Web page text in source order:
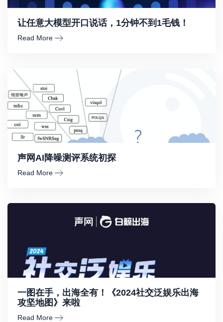
让任意大模型开口说话，1分钟不到1毛钱！
Read More
声网AI降噪测评系统初探
Read More
一图在手，出海全有！《2024社交泛娱乐出海
攻坚地图》来啦
Read More